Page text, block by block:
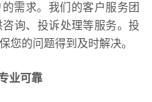
需求。我们的客户服务团
询、投诉处理等服务。投
您的问题得到及时解决。
业可靠